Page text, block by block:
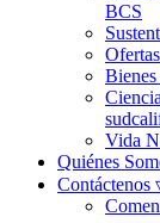
BCS
Vida
Quiénes
Contáctenos